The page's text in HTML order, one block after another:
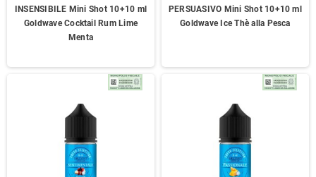
INSENSIBILE Mini Shot 10+10 ml
Goldwave Cocktail Rum Lime
Menta
PERSUASIVO Mini Shot 10+10 ml
Goldwave Ice Thè alla Pesca